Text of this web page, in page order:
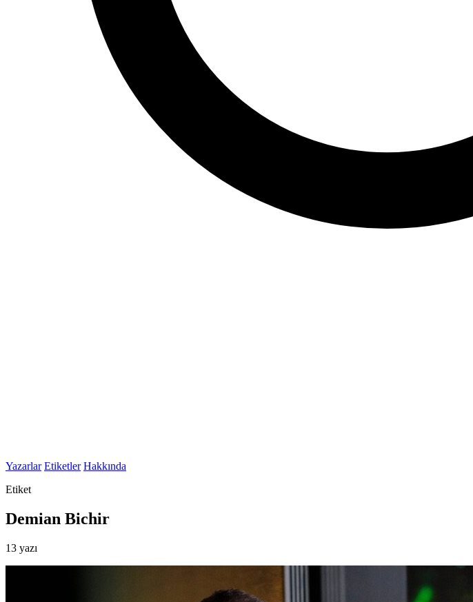
Yazarlar Etiketler Hakkında
Etiket
Demian Bichir
13 yazı